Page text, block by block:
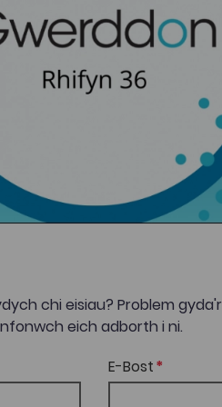
chi eisiau? Problem
eich adborth i ni.
E-Bost